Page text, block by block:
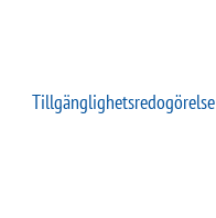
Tillgänglighets­redogörelse